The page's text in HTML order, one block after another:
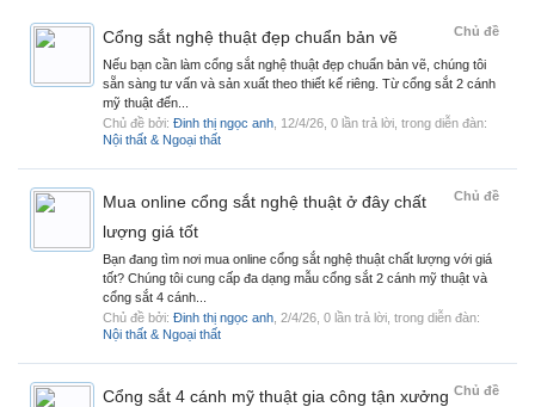
Chủ đề
Cổng sắt nghệ thuật đẹp chuẩn bản vẽ
Nếu bạn cần làm cổng sắt nghệ thuật đẹp chuẩn bản vẽ, chúng tôi
sẵn sàng tư vấn và sản xuất theo thiết kế riêng. Từ cổng sắt 2 cánh
mỹ thuật đến...
Chủ đề bởi: Đinh thị ngọc anh 12/4/26 , 0 lần trả lời, trong diễn đàn:
Nội thất & Ngoại thất
Chủ đề
Mua online cổng sắt nghệ thuật ở đây chất
lượng giá tốt
Bạn đang tìm nơi mua online cổng sắt nghệ thuật chất lượng với giá
tốt? Chúng tôi cung cấp đa dạng mẫu cổng sắt 2 cánh mỹ thuật và
cổng sắt 4 cánh...
Chủ đề bởi: Đinh thị ngọc anh 2/4/26 , 0 lần trả lời, trong diễn đàn:
Nội thất & Ngoại thất
Chủ đề
Cổng sắt 4 cánh mỹ thuật gia công tận xưởng